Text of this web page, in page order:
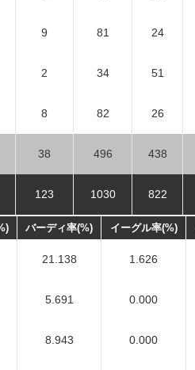
9 81 24
2 34 51
8 82 26
38 496 438
123 1030 822
バーディ率(%) イーグル率(%)
21.138 1.626
5.691 0.000
8.943 0.000